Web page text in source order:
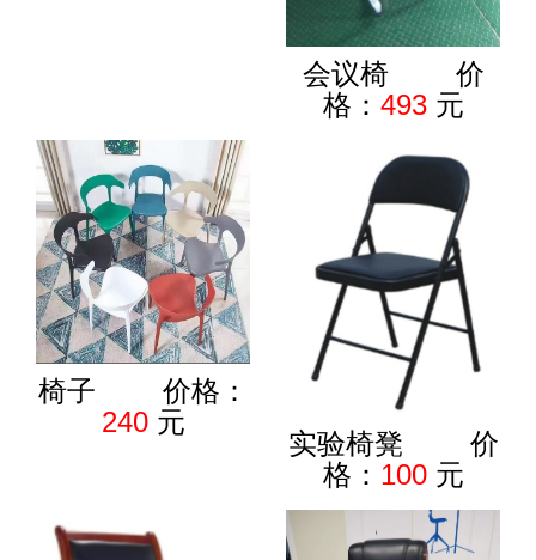
会议椅 价
格： 493元
椅子 价格：
240元
实验椅凳 价
格： 100元